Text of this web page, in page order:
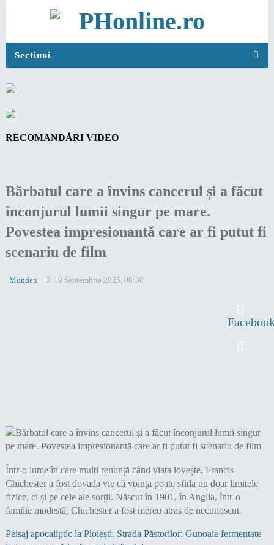
Sectiuni
RECOMANDĂRI VIDEO
Bărbatul care a învins cancerul și a făcut
înconjurul lumii singur pe mare.
Povestea impresionantă care ar fi putut fi
scenariu de film
Monden 19 Septembrie 2025, 08:30
Într-o lume în care mulți renunță când viața lovește, Francis
Chichester a fost dovada vie că voința poate sfida nu doar limitele
fizice, ci și pe cele ale sorții. Născut în 1901, în Anglia, într-o
familie modestă, Chichester a fost mereu atras de necunoscut.
Peisaj apocaliptic la Ploiești. Strada Păstorilor: Gunoaie fermentate